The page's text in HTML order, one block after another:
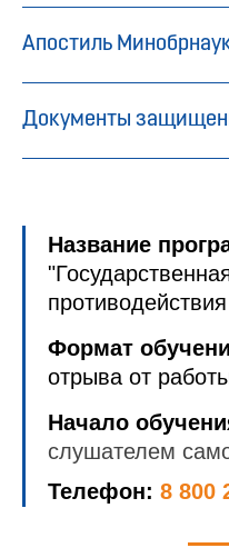
Апостиль
Документы
Название
Формат
отрыва от
Начало
слушателем
Телефон: 8 800